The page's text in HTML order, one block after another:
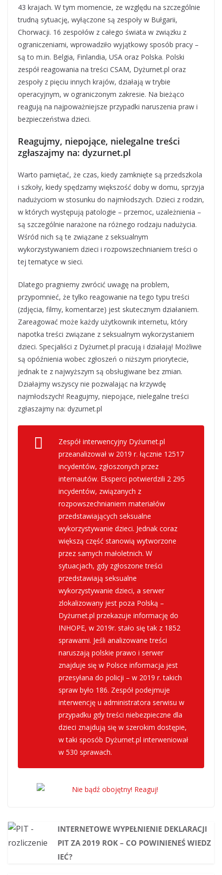
43 krajach. W tym momencie, ze względu na szczególnie
trudną sytuację, wyłączone są zespoły w Bułgarii,
Chorwacji. 16 zespołów z całego świata w związku z
ograniczeniami, wprowadziło wyjątkowy sposób pracy –
są to m.in. Belgia, Finlandia, USA oraz Polska. Polski
zespół reagowania na treści CSAM, Dyżurnet.pl oraz
zespoły z pięciu innych krajów, działają w trybie
operacyjnym, w ograniczonym zakresie. Na bieżąco
reagują na najpoważniejsze przypadki naruszenia praw i
bezpieczeństwa dzieci.
Reagujmy, niepojące, nielegalne treści
zgłaszajmy na: dyzurnet.pl
Warto pamiętać, że czas, kiedy zamknięte są przedszkola
i szkoły, kiedy spędzamy większość doby w domu, sprzyja
nadużyciom w stosunku do najmłodszych. Dzieci z rodzin,
w których występują patologie – przemoc, uzależnienia –
są szczególnie narażone na różnego rodzaju nadużycia.
Wśród nich są te związane z seksualnym
wykorzystywaniem dzieci i rozpowszechnianiem treści o
tej tematyce w sieci.
Dlatego pragniemy zwrócić uwagę na problem,
przypomnieć, że tylko reagowanie na tego typu treści
(zdjęcia, filmy, komentarze) jest skutecznym działaniem.
Zareagować może każdy użytkownik internetu, który
napotka treści związane z seksualnym wykorzystaniem
dzieci. Specjaliści z Dyżurnet.pl pracują i działają! Możliwe
są opóźnienia wobec zgłoszeń o niższym priorytecie,
jednak te z najwyższym są obsługiwane bez zmian.
Działajmy wszyscy nie pozwalając na krzywdę
najmłodszych! Reagujmy, niepojące, nielegalne treści
zgłaszajmy na: dyzurnet.pl
Zespół interwencyjny Dyżurnet.pl
przeanalizował w 2019 r. łącznie 12517
incydentów, zgłoszonych przez
internautów. Eksperci potwierdzili 2 295
incydentów, związanych z
rozpowszechnianiem materiałów
przedstawiających seksualne
wykorzystywanie dzieci. Jednak coraz
większą część stanowią wytworzone
przez samych małoletnich. W
sytuacjach, gdy zgłoszone treści
przedstawiają seksualne
wykorzystywanie dzieci, a serwer
zlokalizowany jest poza Polską –
Dyżurnet.pl przekazuje informację do
INHOPE, w 2019r. stało się tak z 1852
sprawami. Jeśli analizowane treści
naruszają polskie prawo i serwer
znajduje się w Polsce informacja jest
przesyłana do policji – w 2019 r. takich
spraw było 186. Zespół podejmuje
interwencję u administratora serwisu w
przypadku gdy treści niebezpieczne dla
dzieci znajdują się w szerokim dostępie,
w taki sposób Dyżurnet.pl interweniował
w 530 sprawach.
INTERNETOWE WYPEŁNIENIE DEKLARACJI
PIT ZA 2019 ROK – CO POWINIENEŚ WIEDZ
IEĆ?